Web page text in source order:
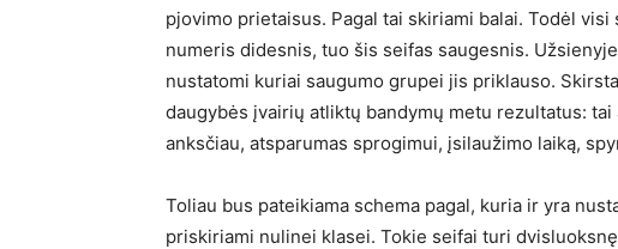
pjovimo prietaisus. Pagal tai skiriami balai. Todėl
numeris didesnis, tuo šis seifas saugesnis.
nustatomi kuriai saugumo grupei jis priklauso.
daugybės įvairių atliktų bandymų metu rezultatus:
anksčiau, atsparumas sprogimui, įsilaužimo laiką,
Toliau bus pateikiama schema pagal, kuria ir yra
priskiriami nulinei klasei. Tokie seifai turi